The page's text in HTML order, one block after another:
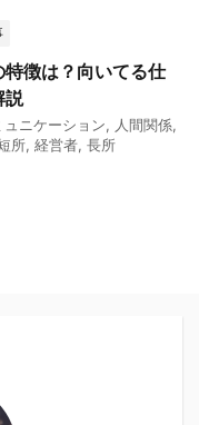
特徴は？向いてる仕
説
ュニケーション, 人間関係,
所, 経営者, 長所